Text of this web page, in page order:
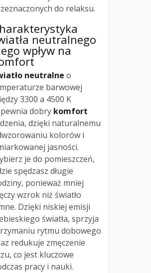
do relaksu.
neutralnego
wpływ na
neutralne o
barwowej
3300 a 4500 K
dobry komfort
dzięki naturalnemu
kolorów i
jasności.
je do pomieszczeń,
spędzasz długie
ponieważ mniej
wzrok niż światło
Dzięki niskiej emisji
światła, sprzyja
rytmu dobowego
redukuje zmęczenie
co jest kluczowe
pracy i nauki.